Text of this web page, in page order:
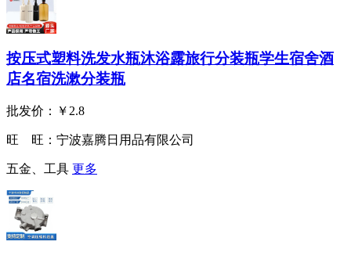
按压式塑料洗发水瓶沐浴露旅行分装瓶学生宿舍酒
店名宿洗漱分装瓶
批发价： ￥2.8
旺 旺： 宁波嘉腾日用品有限公司
五金、工具 更多